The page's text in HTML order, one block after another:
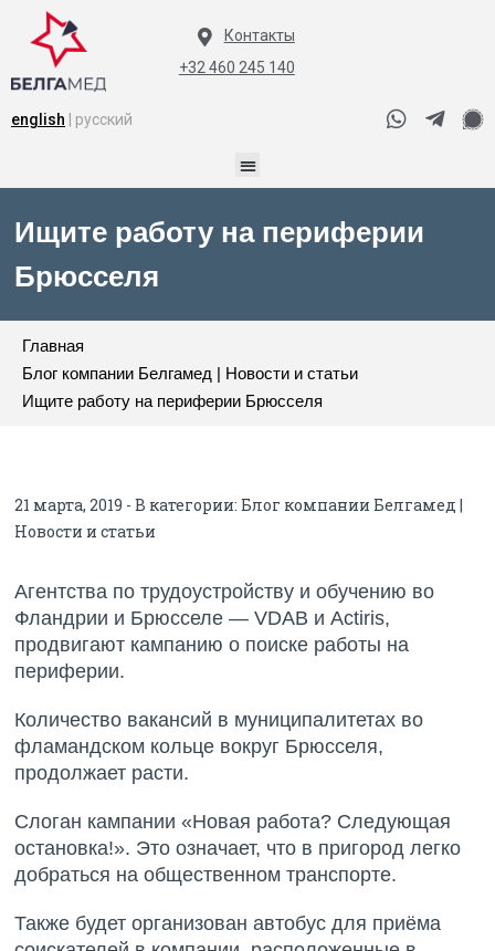
Контакты
+32 460 245 140
english | русский
Ищите работу на периферии
Брюсселя
Главная
Блог компании Белгамед | Новости и статьи
Ищите работу на периферии Брюсселя
21 марта, 2019 - В категории:Блог компании Белгамед |
Новости и статьи
Агентства по трудоустройству и обучению во
Фландрии и Брюсселе — VDAB и Actiris,
продвигают кампанию о поиске работы на
периферии.
Количество вакансий в муниципалитетах во
фламандском кольце вокруг Брюсселя,
продолжает расти.
Слоган кампании «Новая работа? Следующая
остановка!». Это означает, что в пригород легко
добраться на общественном транспорте.
Также будет организован автобус для приёма